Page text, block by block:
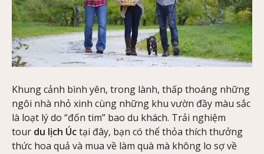
Khung cảnh bình yên, trong lành, thấp thoáng những
ngôi nhà nhỏ xinh cùng những khu vườn đầy màu sắc
là loạt lý do “đốn tim” bao du khách. Trải nghiệm
tour du lịch Úctại đây, bạn có thể thỏa thích thưởng
thức hoa quả và mua về làm quà mà không lo sợ về